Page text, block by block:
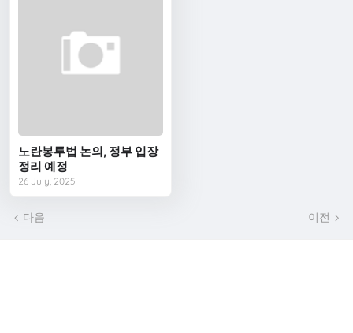
노란봉투법 논의, 정부 입장
정리 예정
26 July, 2025
다음 이전